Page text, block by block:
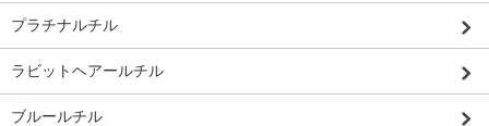
プラチナルチル
ラビットヘアールチル
ブルールチル